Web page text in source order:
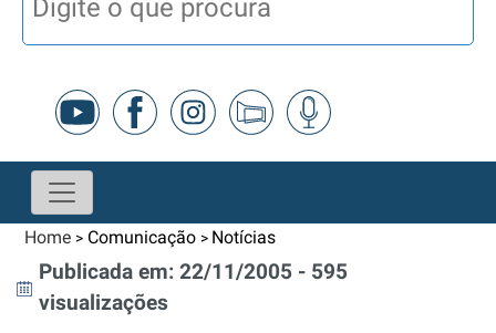
Home > Comunicação > Notícias
Publicada em: 22/11/2005 - 595
visualizações